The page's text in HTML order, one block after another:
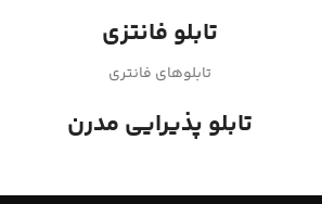
تابلو فانتزی
تابلوهای فانتری
تابلو پذیرایی مدرن